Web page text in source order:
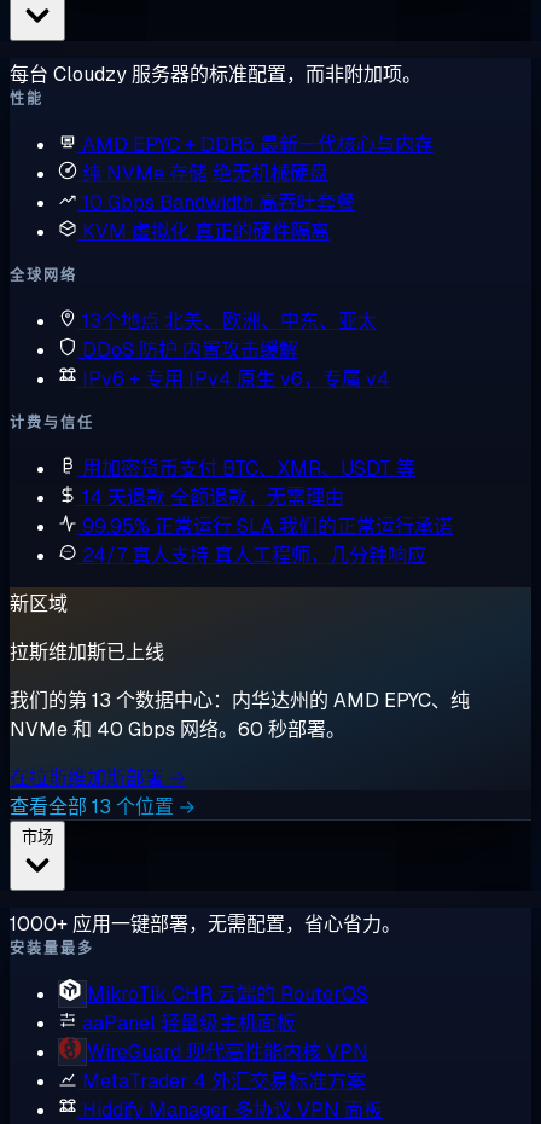
每台 Cloudzy 服务器的标准配置，而非附加项。
性能
AMD EPYC + DDR5 最新一代核心与内存
纯 NVMe 存储绝无机械硬盘
10 Gbps Bandwidth 高吞吐套餐
KVM 虚拟化 真正的硬件隔离
全球网络
13个地点 北美、欧洲、中东、亚太
DDoS 防护 内置攻击缓解
IPv6 + 专用 IPv4 原生 v6，专属 v4
计费与信任
用加密货币支付 BTC、XMR、USDT 等
14 天退款全额退款，无需理由
99.95% 正常运行 SLA我们的正常运行承诺
24/7 真人支持 真人工程师，几分钟响应
新区域
拉斯维加斯已上线
我们的第 13 个数据中心：内华达州的 AMD EPYC、纯
NVMe 和 40 Gbps 网络。60 秒部署。
在拉斯维加斯部署 →
查看全部 13 个位置 →
1000+ 应用一键部署，无需配置，省心省力。
安装量最多
MikroTik CHR 云端的 RouterOS
aaPanel轻量级主机面板
WireGuard 现代高性能内核 VPN
MetaTrader 4 外汇交易标准方案
Hiddify Manager 多协议 VPN 面板